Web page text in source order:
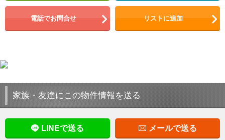
電話でお問合せ リストに追加
家族・友達にこの物件情報を送る
LINEで送る メールで送る